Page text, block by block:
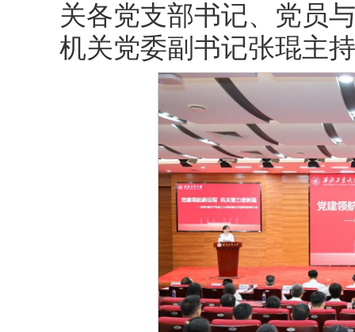
关各党支部书记、党员
机关党委副书记张琨主